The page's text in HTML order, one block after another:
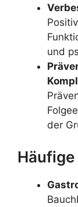
und
der